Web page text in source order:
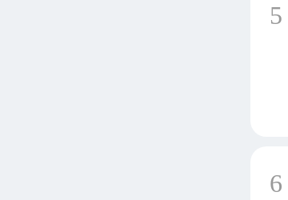
5
6